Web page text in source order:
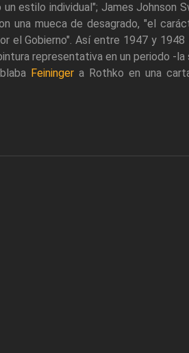
estilo individual"; James Johnson
una mueca de desagrado, "el
el Gobierno". Así entre 1947 y
representativa en un periodo -
Feininger a Rothko en una